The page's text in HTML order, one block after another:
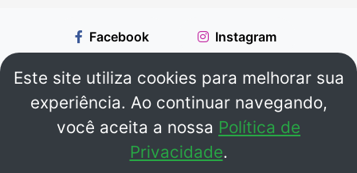
Este site utiliza cookies para melhorar sua
experiência. Ao continuar navegando,
você aceita a nossa Política de
Privacidade.
Facebook Instagram
Whatsapp
© 2026 Direitos Reservados.
Política de Privacidade-Programação